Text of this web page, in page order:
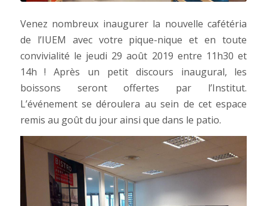
Venez nombreux inaugurer la nouvelle cafétéria
de l’IUEM avec votre pique-nique et en toute
convivialité le jeudi 29 août 2019 entre 11h30 et
14h ! Après un petit discours inaugural, les
boissons seront offertes par l’Institut.
L’événement se déroulera au sein de cet espace
remis au goût du jour ainsi que dans le patio.